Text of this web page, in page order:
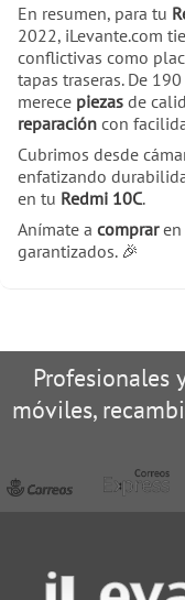
En resumen, para tu
2022, iLevante.com
conflictivas como
tapas traseras. De
merece piezas de
reparación con
Cubrimos desde
enfatizando
en tu Redmi 10C.
Anímate a compraren
garantizados. 🎉
Profesionales
móviles,